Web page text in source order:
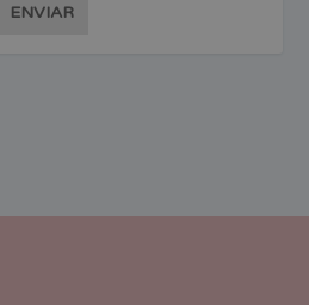
ENVIAR